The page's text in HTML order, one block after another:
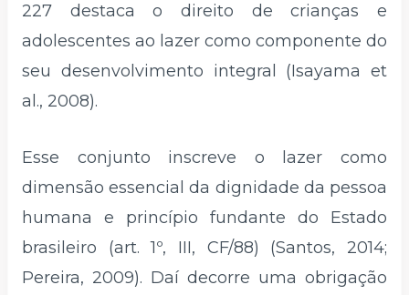
227 destaca o direito de crianças e
adolescentes ao lazer como componente do
seu desenvolvimento integral (Isayama et
al., 2008).
Esse conjunto inscreve o lazer como
dimensão essencial da dignidade da pessoa
humana e princípio fundante do Estado
brasileiro (art. 1º, III, CF/88) (Santos, 2014;
Pereira, 2009). Daí decorre uma obrigação